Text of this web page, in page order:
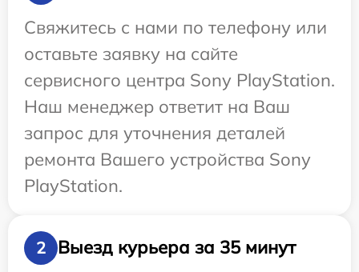
Свяжитесь с нами по телефону или
оставьте заявку на сайте
сервисного центра Sony PlayStation.
Наш менеджер ответит на Ваш
запрос для уточнения деталей
ремонта Вашего устройства Sony
PlayStation.
2 Выезд курьера за 35 минут